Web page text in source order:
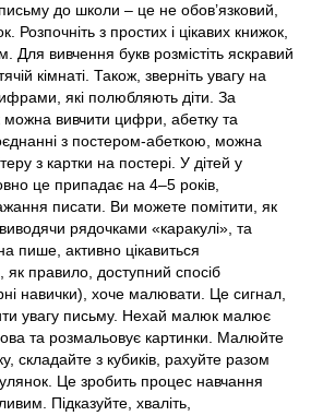
до школи – це не обов’язковий,
Розпочніть з простих і цікавих книжок,
Для вивчення букв розмістіть яскравий
кімнаті. Також, зверніть увагу на
які полюбляють діти. За
вивчити цифри, абетку та
з постером-абеткою, можна
з картки на постері. У дітей у
це припадає на 4–5 років,
писати. Ви можете помітити, як
рядочками «каракулі», та
пише, активно цікавиться
правило, доступний спосіб
навички), хоче малювати. Це сигнал,
увагу письму. Нехай малюк малює
та розмальовує картинки. Малюйте
складайте з кубиків, рахуйте разом
Це зробить процес навчання
Підказуйте, хваліть,